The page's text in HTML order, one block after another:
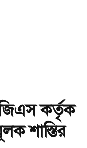
কর্তৃক
শাস্তির